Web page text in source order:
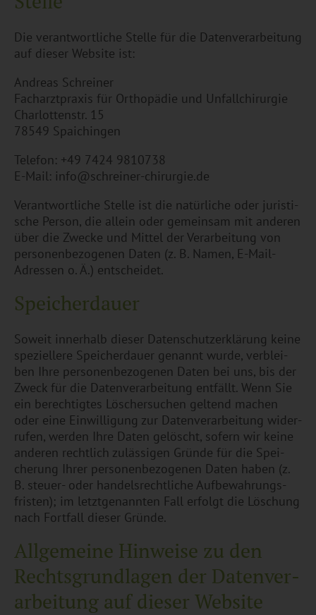
Die ver­ant­wort­li­che Stel­le für die Da­ten­ver­ar­bei­tung
auf die­ser Web­site ist:
An­dre­as Schrei­ner
Fach­arzt­pra­xis für Or­tho­pä­die und Un­fall­chi­rur­gie
Char­lot­ten­str. 15
78549 Spai­chin­gen
Te­le­fon: +49 7424 9810738
E-Mail: info@​schreiner-​chirurgie.​de
Ver­ant­wort­li­che Stel­le ist die na­tür­li­che oder ju­ris­ti­
sche Per­son, die al­lein oder ge­mein­sam mit an­de­ren
über die Zwe­cke und Mit­tel der Ver­ar­bei­tung von
per­so­nen­be­zo­ge­nen Daten (z. B. Namen, E-Mail-
Adres­sen o. Ä.) ent­schei­det.
Spei­cherdau­er
So­weit in­ner­halb die­ser Da­ten­schut­z­er­klä­rung keine
spe­zi­el­le­re Spei­cherdau­er ge­nannt wurde, ver­blei­
ben Ihre per­so­nen­be­zo­ge­nen Daten bei uns, bis der
Zweck für die Da­ten­ver­ar­bei­tung ent­fällt. Wenn Sie
ein be­rech­tig­tes Lö­scher­su­chen gel­tend ma­chen
oder eine Ein­wil­li­gung zur Da­ten­ver­ar­bei­tung wi­der­
ru­fen, wer­den Ihre Daten ge­löscht, so­fern wir keine
an­de­ren recht­lich zu­läs­si­gen Grün­de für die Spei­
che­rung Ihrer per­so­nen­be­zo­ge­nen Daten haben (z.
B. steu­er- oder han­dels­recht­li­che Auf­be­wah­rungs­
fris­ten); im letzt­ge­nann­ten Fall er­folgt die Lö­schung
nach Fort­fall die­ser Grün­de.
All­ge­mei­ne Hin­wei­se zu den
Rechts­grund­la­gen der Da­ten­ver­
ar­bei­tung auf die­ser Web­site